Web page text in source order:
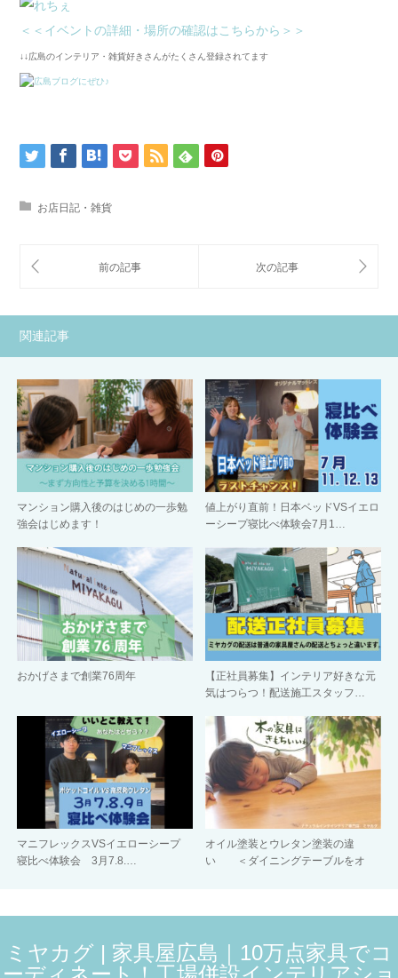
＜＜イベントの詳細・場所の確認はこちらから＞＞
↓↓広島のインテリア・雑貨好きさんがたくさん登録されてます
お店日記・雑貨
関連記事
マンション購入後のはじめの一歩勉
強会はじめます！
値上がり直前！日本ベッドVSイエロ
ーシープ寝比べ体験会7月1…
おかげさまで創業76周年
【正社員募集】インテリア好きな元
気はつらつ！配送施工スタッフ…
マニフレックスVSイエローシープ
寝比べ体験会 3月7.8.…
オイル塗装とウレタン塗装の違
い ＜ダイニングテーブルをオ
ミヤカグ | 家具屋広島｜10万点家具でコ